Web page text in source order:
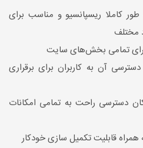
کاملا ریسپانسیو و مناسب برای
مختلف
تمامی بخش‌های سایت
آن به کاربران برای برقراری
دسترسی راحت به تمامی امکانات
قابلیت تکمیل سازی خودکار